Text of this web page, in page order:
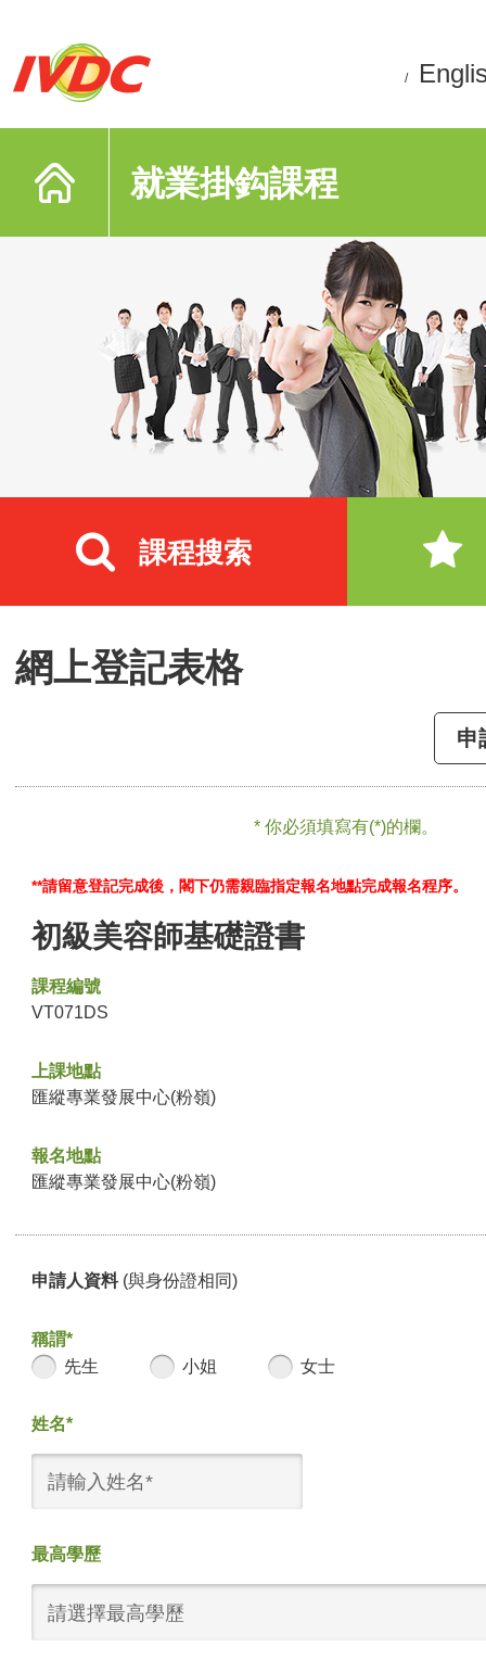
/
就業掛鈎課程
課程搜索
網上登記表格
申
* 你必須填寫有(*)的欄。
**請留意登記完成後，閣下仍需親臨指定報名地點完成報名程序。
初級美容師基礎證書
課程編號
VT071DS
上課地點
匯縱專業發展中心(粉嶺)
報名地點
匯縱專業發展中心(粉嶺)
申請人資料 (與身份證相同)
稱謂*
先生
小姐 女士
姓名*
最高學歷
請選擇最高學歷